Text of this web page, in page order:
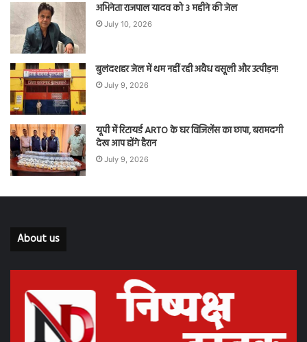
अभिनेता राजपाल यादव को 3 महीने की जेल
July 10, 2026
बुलंदशहर जेल में थम नहीं रही अवैध वसूली और उत्पीड़न!
July 9, 2026
यूपी में रिटायर्ड ARTO के घर विजिलेंस का छापा, बरामदगी
देख आप होंगे हैरान
July 9, 2026
About us